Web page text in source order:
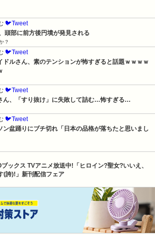
🐦Tweet
頭部に前方後円墳が発見される
？
🐦Tweet
ドルさん、素のテンションが怖すぎると話題ｗｗｗｗ
🐦Tweet
ん、「すり抜け」に失敗して詰む…怖すぎる…
🐦Tweet
ン盆踊りにブチ切れ「日本の品格が落ちたと思いまし
ックス TVアニメ放送中!「ヒロイン?聖女?いいえ、
(誇)!」新刊配信フェア